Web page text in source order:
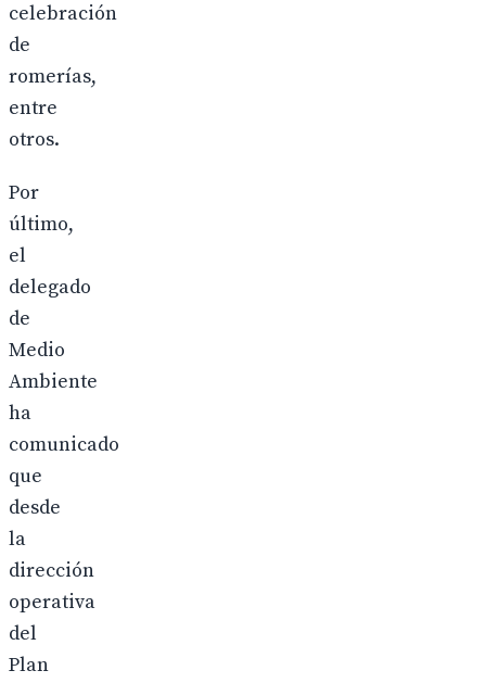
celebración
de
romerías,
entre
otros.
Por
último,
el
delegado
de
Medio
Ambiente
ha
comunicado
que
desde
la
dirección
operativa
del
Plan